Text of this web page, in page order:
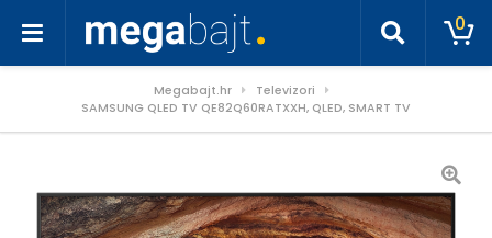
0
Megabajt.hr
Televizori
SAMSUNG QLED TV QE82Q60RATXXH, QLED, SMART TV